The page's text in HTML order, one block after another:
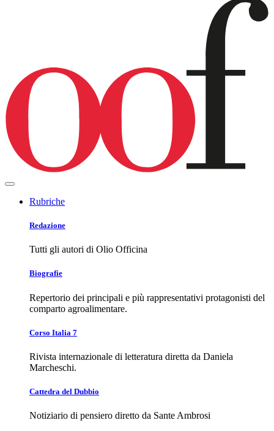
Rubriche
Redazione
Tutti gli autori di Olio Officina
Biografie
Repertorio dei principali e più rappresentativi protagonisti del
comparto agroalimentare.
Corso Italia 7
Rivista internazionale di letteratura diretta da Daniela
Marcheschi.
Cattedra del Dubbio
Notiziario di pensiero diretto da Sante Ambrosi